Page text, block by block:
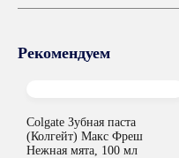
Рекомендуем
Colgate Зубная паста
(Колгейт) Макс Фреш
Нежная мята, 100 мл